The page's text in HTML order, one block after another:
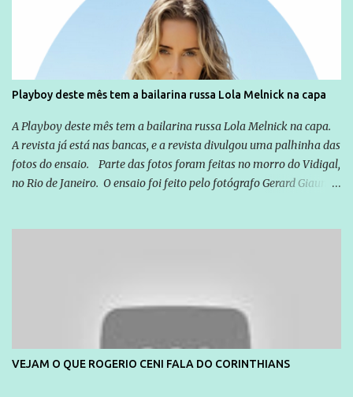
você já esta acostumado a ver neste espaço, vou trabalhar a ideia
que possibilite distribuir não só informações, mas que gere de
forma consistente a riqueza do conhecimento... Exemplo: o
cidadão brasileiro não precisa só ser informado sobre operações
da Lava Jato, Reformas que podem retirar ou não direitos, ou
quem vai ser preso ou não; é preciso levar até as pessoas, do mais
simples ao mais burguês, o que diz a nossa Constituição, quais são
seus direitos e deveres em ...
Playboy deste mês tem a bailarina russa Lola Melnick na capa
A Playboy deste mês tem a bailarina russa Lola Melnick na capa.
A revista já está nas bancas, e a revista divulgou uma palhinha das
fotos do ensaio. Parte das fotos foram feitas no morro do Vidigal,
no Rio de Janeiro. O ensaio foi feito pelo fotógrafo Gerard Giaume
VEJAM O QUE ROGERIO CENI FALA DO CORINTHIANS